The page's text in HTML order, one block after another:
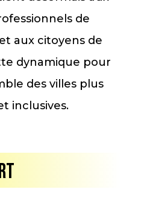
de
aux citoyens de
dynamique pour
des villes plus
inclusives.